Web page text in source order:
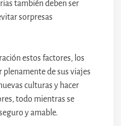
también deben ser
sorpresas
estos factores, los
de sus viajes
culturas y hacer
todo mientras se
y amable.